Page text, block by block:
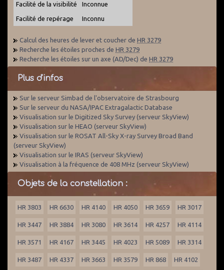
Facilité de la visibilité Inconnue
Facilité de repérage Inconnu
Calcul des heures de lever et coucher de HR 3279
Recherche les étoiles proches de HR 3279
Recherche les étoiles sur un axe (AD/Dec) de HR 3279
Plus d'infos
Sur le serveur Simbad de l'observatoire de Strasbourg
Sur le serveur du NASA/IPAC Extragalactic Database
Visualisation sur le Digitized Sky Survey (serveur SkyView)
Visualisation sur le HEAO (serveur SkyView)
Visualisation sur le ROSAT All-Sky X-ray Survey Broad Band
(serveur SkyView)
Visualisation sur le IRAS (serveur SkyView)
Visualisation à la fréquence de 408 MHz (serveur SkyView)
Objets de la constellation :
HR 3803 HR 6630 HR 4140 HR 4050 HR 3659 HR 3017
HR 3447 HR 3884 HR 3080 HR 3614 HR 4257 HR 4114
HR 3571 HR 4167 HR 3445 HR 4023 HR 5089 HR 3314
HR 3487 HR 4337 HR 3663 HR 3579 HR 868 HR 4102